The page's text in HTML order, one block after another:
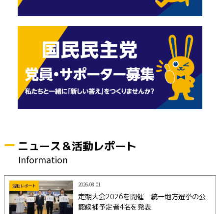
ニュース＆活動レポート
Information
活動レポート 2026.08.01
定期大会2026を開催 統一地方選挙の公
認候補予定者4名を発表